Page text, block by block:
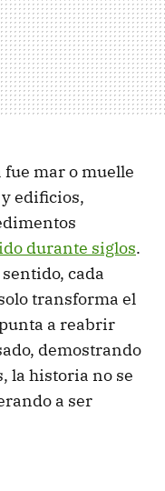
fue mar o muelle
edificios,
durante siglos.
cada
transforma el
a reabrir
demostrando
la historia no se
a ser